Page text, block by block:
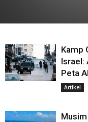
Kamp
Israel:
Peta
Artikel